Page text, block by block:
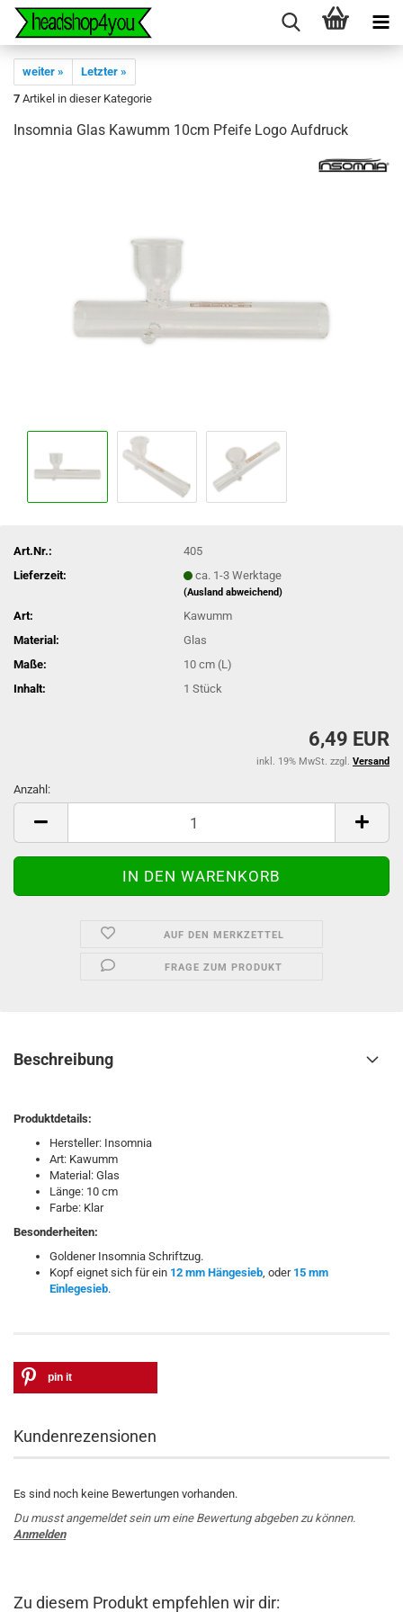
weiter »
Letzter »
7 Artikel in dieser Kategorie
Insomnia Glas Kawumm 10cm Pfeife Logo Aufdruck
Art.Nr.:
405
Lieferzeit:
ca. 1-3 Werktage
(Ausland abweichend)
Art:
Kawumm
Material:
Glas
Maße:
10 cm (L)
Inhalt:
1 Stück
6,49 EUR
inkl. 19% MwSt. zzgl. Versand
Anzahl:
Anzahl
AUF DEN MERKZETTEL
FRAGE ZUM PRODUKT
Beschreibung
Produktdetails:
Hersteller: Insomnia
Art: Kawumm
Material: Glas
Länge: 10 cm
Farbe: Klar
Besonderheiten:
Goldener Insomnia Schriftzug.
Kopf eignet sich für ein 12 mm Hängesieb, oder 15 mm
Einlegesieb.
pin it
Kundenrezensionen
Es sind noch keine Bewertungen vorhanden.
Du musst angemeldet sein um eine Bewertung abgeben zu können.
Anmelden
Zu diesem Produkt empfehlen wir dir: